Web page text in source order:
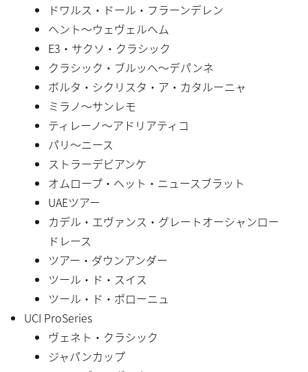
ドワルス・ドール・フラーンデレン
ヘント〜ウェヴェルヘム
E3・サクソ・クラシック
クラシック・ブルッヘ〜デパンネ
ボルタ・シクリスタ・ア・カタルーニャ
ミラノ〜サンレモ
ティレーノ〜アドリアティコ
パリ〜ニース
ストラーデビアンケ
オムロープ・ヘット・ニュースブラット
UAEツアー
カデル・エヴァンス・グレートオーシャンロー
ドレース
ツアー・ダウンアンダー
ツール・ド・スイス
ツール・ド・ポローニュ
UCI ProSeries
ヴェネト・クラシック
ジャパンカップ